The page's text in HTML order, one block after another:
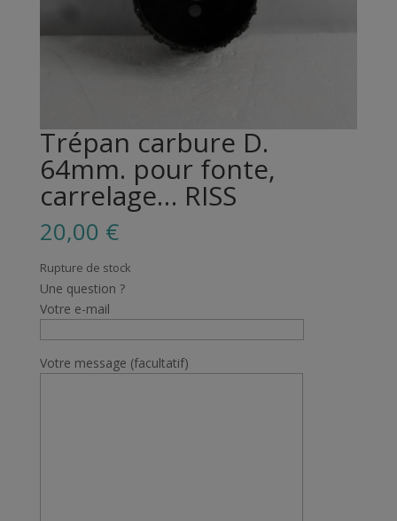
Trépan carbure D.
64mm. pour fonte,
carrelage… RISS
20,00 €
Rupture de stock
Une question ?
Votre e-mail
Votre message (facultatif)